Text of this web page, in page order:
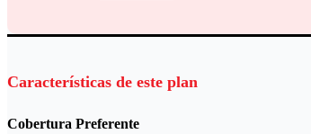
Características de este plan
Cobertura Preferente